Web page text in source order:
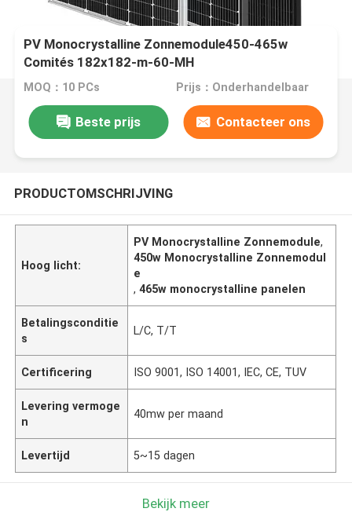
PV Monocrystalline Zonnemodule450-465w
Comités 182x182-m-60-MH
MOQ：10 PCs Prijs：Onderhandelbaar
Beste prijs Contacteer ons
PRODUCTOMSCHRIJVING
Hoog licht:
PV Monocrystalline Zonnemodule,
450w Monocrystalline Zonnemodul
e
,465w monocrystalline panelen
Betalingsconditie
s
L/C, T/T
Certificering ISO 9001, ISO 14001, IEC, CE, TUV
Levering vermoge
n
40mw per maand
Levertijd 5~15 dagen
Bekijk meer